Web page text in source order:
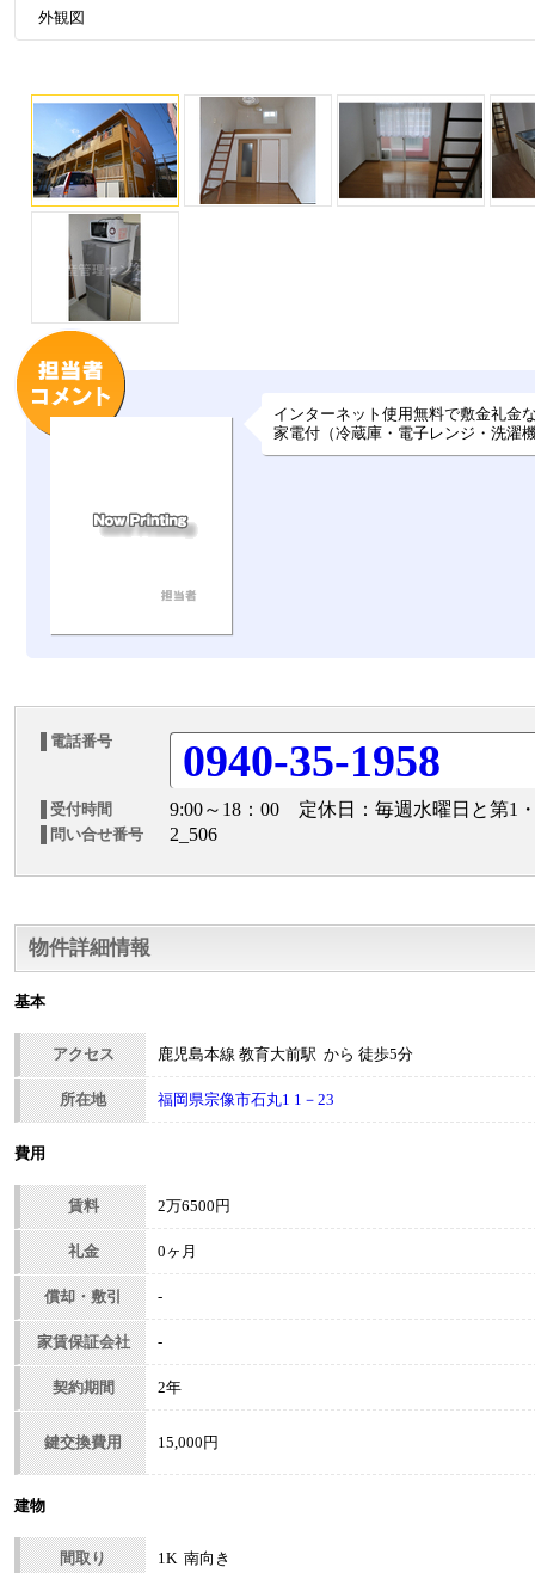
外観図
インターネット使用無料で敷金礼
家電付（冷蔵庫・電子レンジ・洗濯
電話番号 0940-35-1958
受付時間 9:00～18：00 定休日：毎週水曜日と第1
問い合せ番号 2_506
物件詳細情報
基本
アクセス 鹿児島本線 教育大前駅 から 徒歩5分
所在地 福岡県宗像市石丸1 1－23
費用
賃料 2万6500円
礼金 0ヶ月
償却・敷引 -
家賃保証会社 -
契約期間 2年
鍵交換費用 15,000円
建物
間取り 1K 南向き